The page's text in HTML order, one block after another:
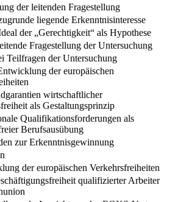
der leitenden Fragestellung
liegende Erkenntnisinteresse
der „Gerechtigkeit“ als Hypothese
Fragestellung der Untersuchung
Teilfragen der Untersuchung
der europäischen
wirtschaftlicher
als Gestaltungsprinzip
Qualifikationsforderungen als
Berufsausübung
zur Erkenntnisgewinnung
der europäischen Verkehrsfreiheiten
qualifizierter Arbeiter